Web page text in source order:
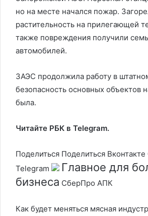
но на месте начался пожар.
растительность на прилегающей
также повреждения получили
автомобилей.
ЗАЭС продолжила работу в
безопасность основных объектов
была.
Читайте РБК в Telegram.
Поделиться Поделиться
Telegram
Главное для
бизнеса СберПро АПК
Как будет меняться мясная